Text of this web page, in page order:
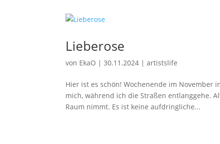
Lieberose
von EkaO |30.11.2024 |artistslife
Hier ist es schön! Wochenende im November
mich, während ich die Straßen entlanggehe.
Raum nimmt. Es ist keine aufdringliche...